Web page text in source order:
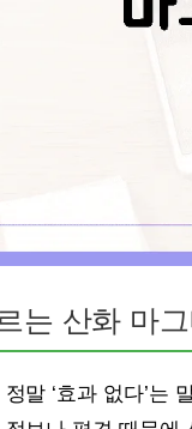
는 산화 마
말 ‘효과 없다’는